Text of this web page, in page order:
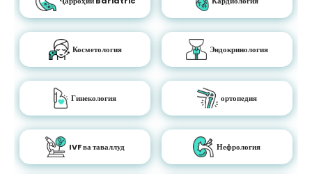
Косметология Эндокринология
Гинекология ортопедия
IVF ва таваллуд Нефрология